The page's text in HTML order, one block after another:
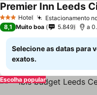
3 EstrelasHotel Estacionamento
Premier Inn Leeds
8,1 Muito boa 5.849 a
Selecione as datas para
exatos.
Escolha popular